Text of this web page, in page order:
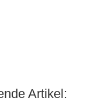
Artikel: